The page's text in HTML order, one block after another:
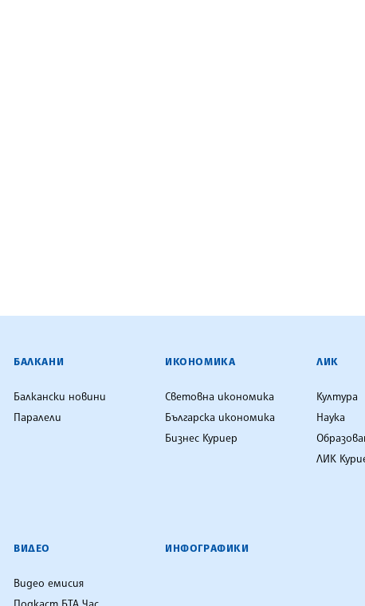
БАЛКАНИ
Балкански новини
Паралели
ИКОНОМИКА
Световна икономика
Българска икономика
Бизнес Куриер
ЛИК
Култура
Наука
ЛИК
ВИДЕО
Видео емисия
ИНФОГРАФИКИ